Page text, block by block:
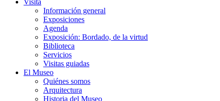
Visita
Información general
Exposiciones
Agenda
Exposición: Bordado, de la virtud
Biblioteca
Servicios
Visitas guiadas
El Museo
Quiénes somos
Arquitectura
Historia del Museo